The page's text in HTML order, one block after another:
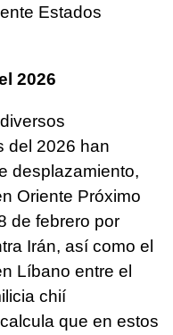
Estados
2026
del 2026 han
desplazamiento,
Oriente Próximo
de febrero por
Irán, así como el
Líbano entre el
chií
que en estos